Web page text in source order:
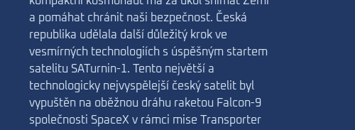
a pomáhat chránit naši bezpečnost. Česká
republika udělala další důležitý krok ve
vesmírných technologiích s úspěšným startem
satelitu SATurnin-1. Tento největší a
technologicky nejvyspělejší český satelit byl
vypuštěn na oběžnou dráhu raketou Falcon-9
společnosti SpaceX v rámci mise Transporter